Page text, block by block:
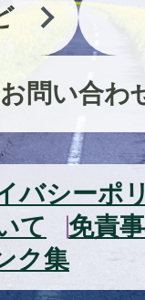
お問い合わ
バシーポ
て
免責
ク集